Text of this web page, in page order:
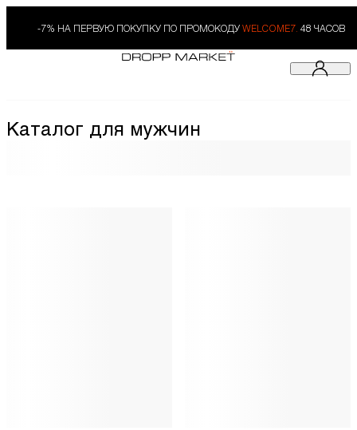
-7% НА ПЕРВУЮ ПОКУПКУ ПО ПРОМОКОДУ WELCOME7. 48 ЧАСОВ
Каталог для мужчин